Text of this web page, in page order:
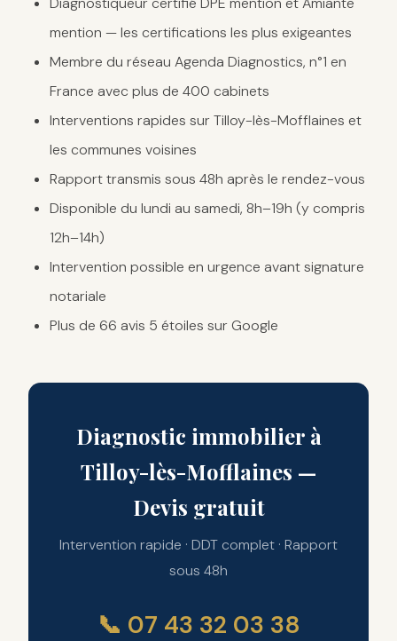
mention — les certifications les plus exigeantes
Membre du réseau Agenda Diagnostics, n°1 en
France avec plus de 400 cabinets
Interventions rapides sur Tilloy-lès-Mofflaines et
les communes voisines
Rapport transmis sous 48h après le rendez-vous
Disponible du lundi au samedi, 8h–19h (y compris
12h–14h)
Intervention possible en urgence avant signature
notariale
Plus de 66 avis 5 étoiles sur Google
Diagnostic immobilier à
Tilloy-lès-Mofflaines —
Devis gratuit
Intervention rapide · DDT complet · Rapport
sous 48h
📞 07 43 32 03 38